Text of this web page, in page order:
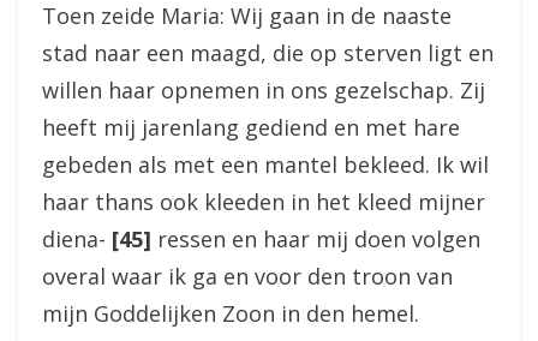
Toen zeide Maria: Wij gaan in de naaste
stad naar een maagd, die op sterven ligt en
willen haar opnemen in ons gezelschap. Zij
heeft mij jarenlang gediend en met hare
gebeden als met een mantel bekleed. Ik wil
haar thans ook kleeden in het kleed mijner
diena- [45] ressen en haar mij doen volgen
overal waar ik ga en voor den troon van
mijn Goddelijken Zoon in den hemel.